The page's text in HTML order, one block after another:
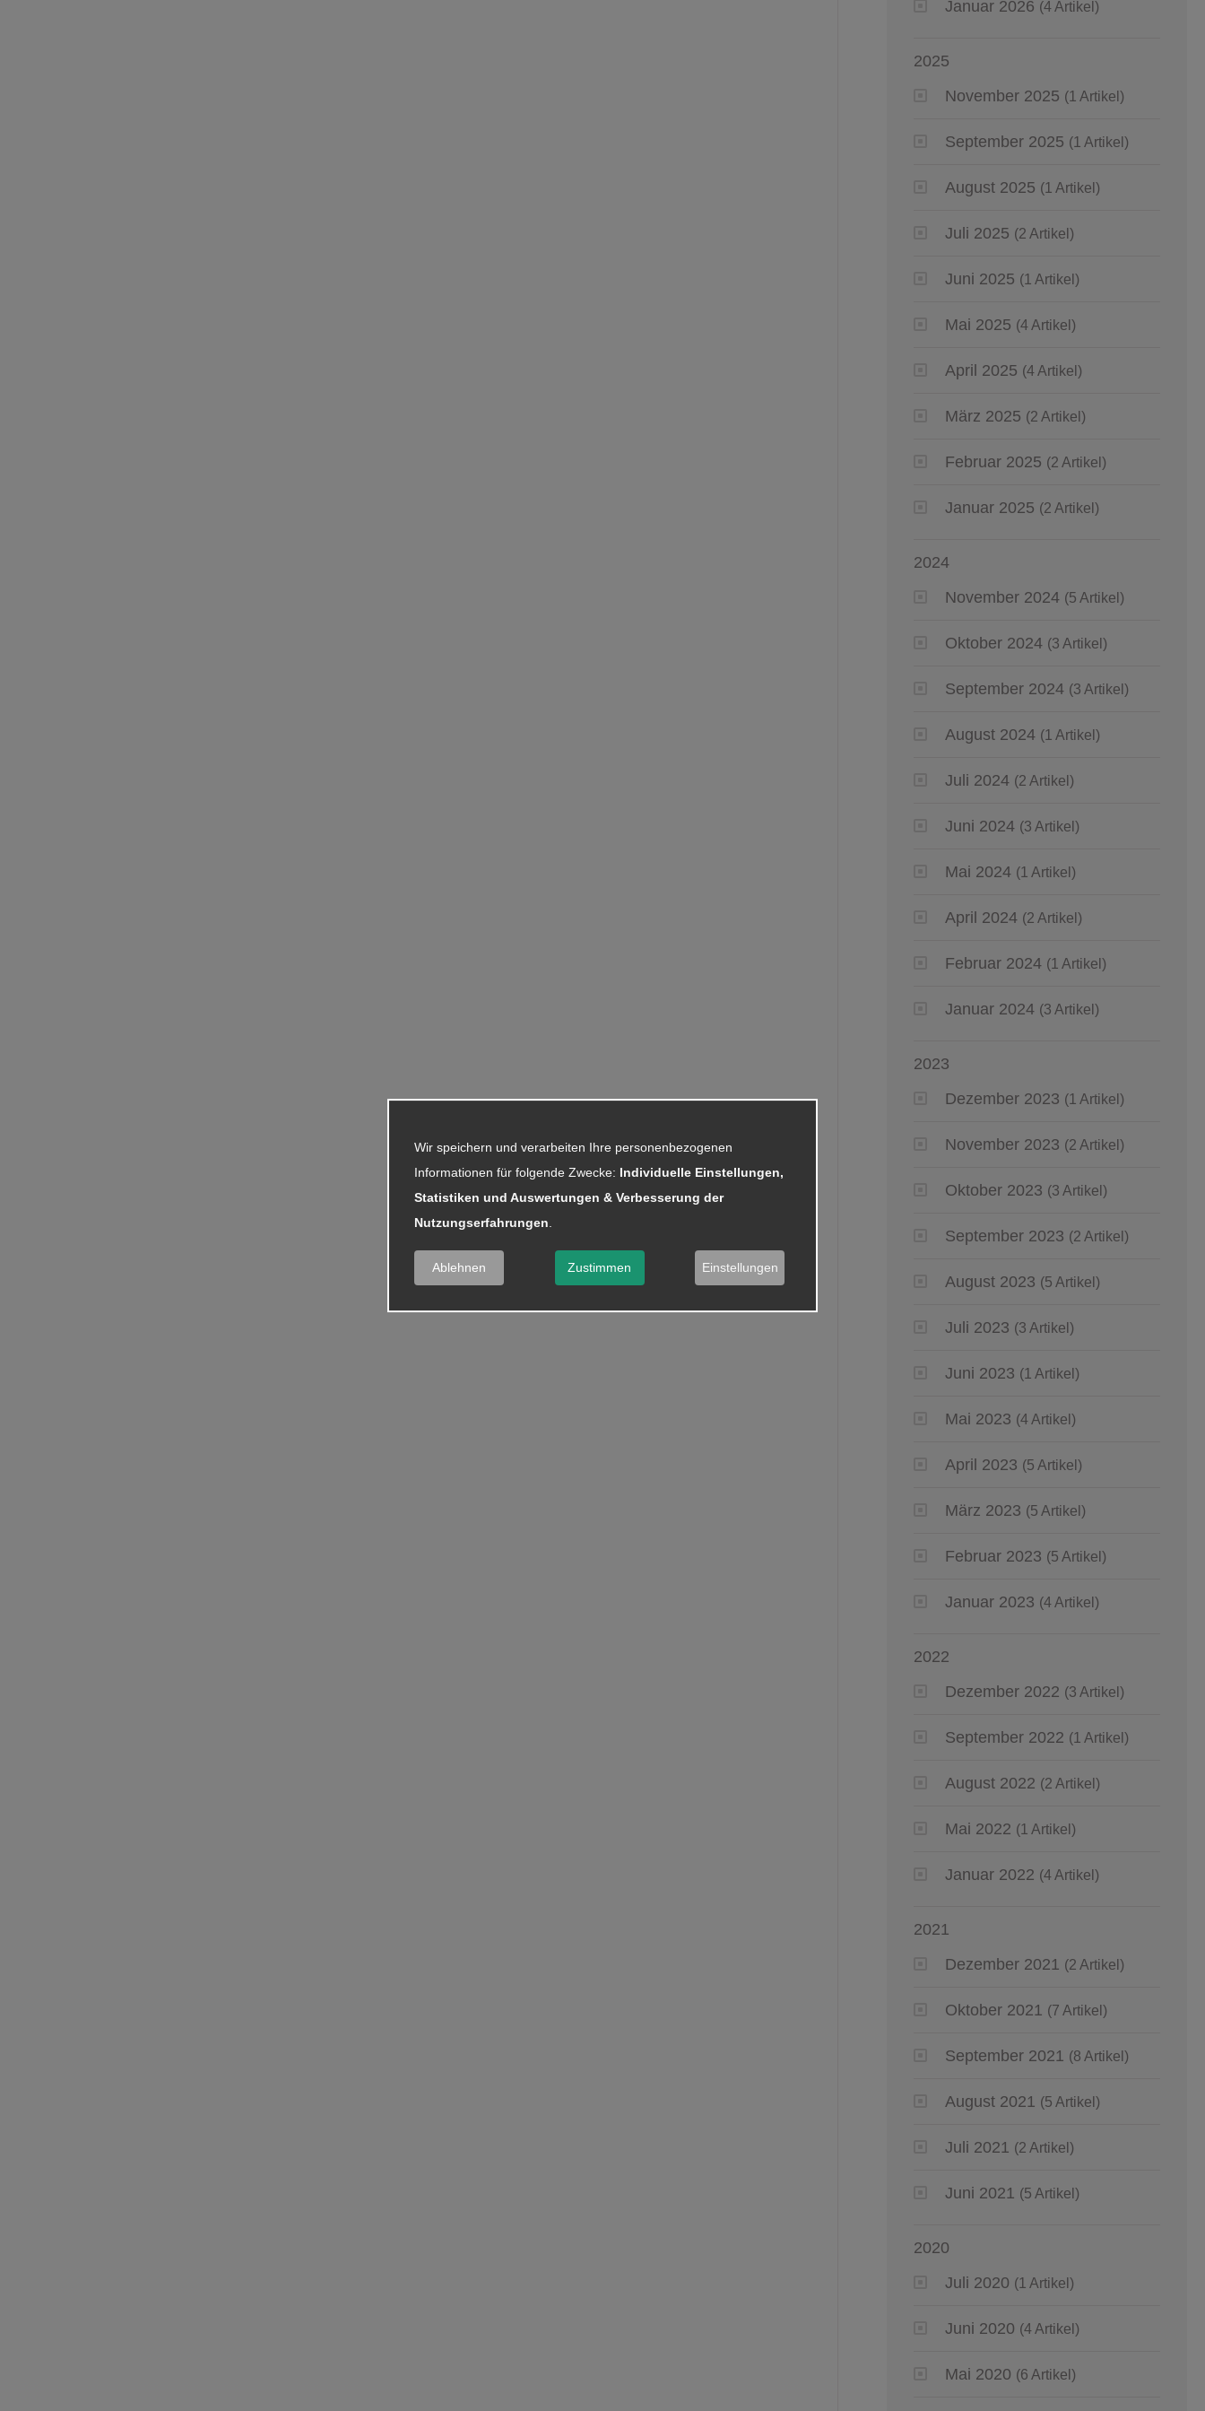
Januar 2026 (4 Artikel)
2025
November 2025 (1 Artikel)
September 2025 (1 Artikel)
August 2025 (1 Artikel)
Juli 2025 (2 Artikel)
Juni 2025 (1 Artikel)
Mai 2025 (4 Artikel)
April 2025 (4 Artikel)
März 2025 (2 Artikel)
Februar 2025 (2 Artikel)
Januar 2025 (2 Artikel)
2024
November 2024 (5 Artikel)
Oktober 2024 (3 Artikel)
September 2024 (3 Artikel)
August 2024 (1 Artikel)
Juli 2024 (2 Artikel)
Juni 2024 (3 Artikel)
Mai 2024 (1 Artikel)
April 2024 (2 Artikel)
Februar 2024 (1 Artikel)
Januar 2024 (3 Artikel)
2023
Dezember 2023 (1 Artikel)
November 2023 (2 Artikel)
Oktober 2023 (3 Artikel)
September 2023 (2 Artikel)
August 2023 (5 Artikel)
Juli 2023 (3 Artikel)
Juni 2023 (1 Artikel)
Mai 2023 (4 Artikel)
April 2023 (5 Artikel)
März 2023 (5 Artikel)
Februar 2023 (5 Artikel)
Januar 2023 (4 Artikel)
2022
Dezember 2022 (3 Artikel)
September 2022 (1 Artikel)
August 2022 (2 Artikel)
Mai 2022 (1 Artikel)
Januar 2022 (4 Artikel)
2021
Dezember 2021 (2 Artikel)
Oktober 2021 (7 Artikel)
September 2021 (8 Artikel)
August 2021 (5 Artikel)
Juli 2021 (2 Artikel)
Juni 2021 (5 Artikel)
2020
Juli 2020 (1 Artikel)
Juni 2020 (4 Artikel)
Mai 2020 (6 Artikel)
Wir speichern und verarbeiten Ihre personenbezogenen
Informationen für folgende Zwecke: Individuelle Einstellungen,
Statistiken und Auswertungen & Verbesserung der
Nutzungserfahrungen
Ablehnen Zustimmen Einstellungen